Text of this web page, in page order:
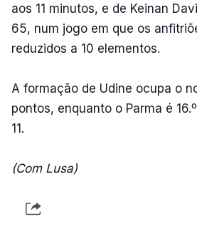
aos 11 minutos, e de Keinan
65, num jogo em que os
reduzidos a 10 elementos.
A formação de Udine ocupa o
pontos, enquanto o Parma é
11.
(Com Lusa)